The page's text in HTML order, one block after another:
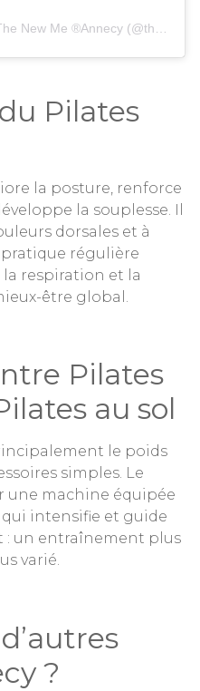
Pilates
la posture, renforce
la souplesse. Il
dorsales et à
pratique régulière
respiration et la
être global.
Pilates
au sol
le poids
simples. Le
une machine équipée
qui intensifie et guide
: un entraînement plus
varié.
?